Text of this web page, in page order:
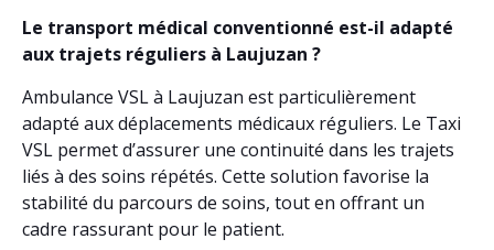
Le transport médical conventionné est-il adapté
aux trajets réguliers à Laujuzan ?
Ambulance VSL à Laujuzan est particulièrement
adapté aux déplacements médicaux réguliers. Le Taxi
VSL permet d’assurer une continuité dans les trajets
liés à des soins répétés. Cette solution favorise la
stabilité du parcours de soins, tout en offrant un
cadre rassurant pour le patient.